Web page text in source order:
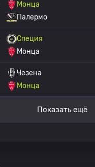
Монца
Палермо
Специя
Монца
Чезена
Монца
Показать ещё